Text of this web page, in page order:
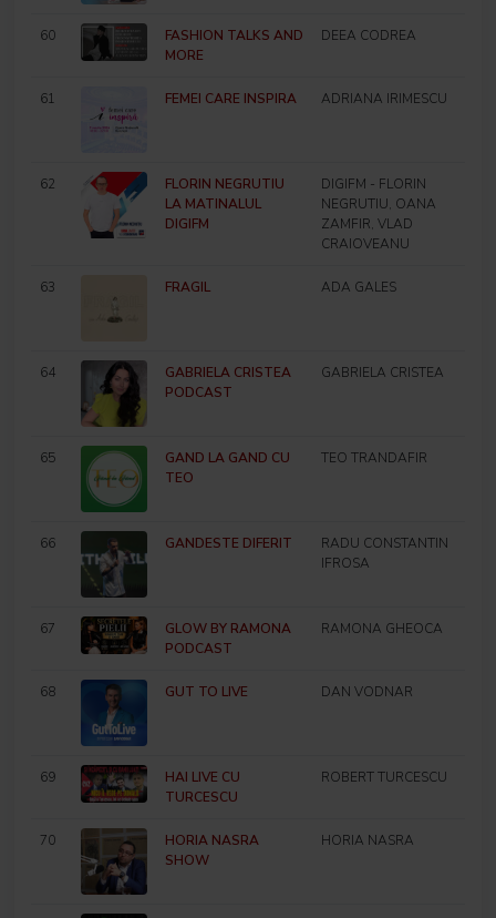
60
FASHION TALKS AND
MORE
DEEA CODREA
61 FEMEI CARE INSPIRA ADRIANA IRIMESCU
62
FLORIN NEGRUTIU
LA MATINALUL
DIGIFM
DIGIFM - FLORIN
NEGRUTIU, OANA
ZAMFIR, VLAD
CRAIOVEANU
63 FRAGIL ADA GALES
64
GABRIELA CRISTEA
PODCAST
GABRIELA CRISTEA
65
GAND LA GAND CU
TEO
TEO TRANDAFIR
66 GANDESTE DIFERIT
RADU CONSTANTIN
IFROSA
67
GLOW BY RAMONA
PODCAST
RAMONA GHEOCA
68 GUT TO LIVE DAN VODNAR
69
HAI LIVE CU
TURCESCU
ROBERT TURCESCU
70
HORIA NASRA
SHOW
HORIA NASRA